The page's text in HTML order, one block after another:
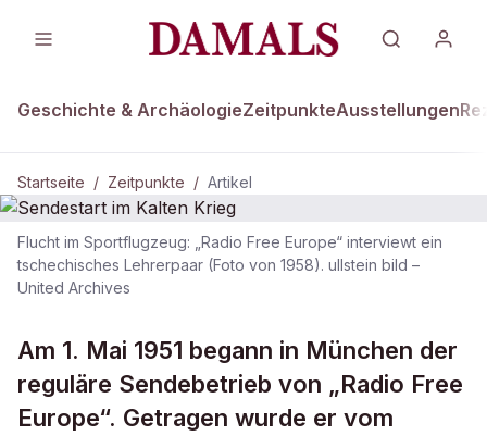
Geschichte & ArchäologieZeitpunkteAusstellungen
Startseite / Zeitpunkte / Artikel
ZEITPUNKTE · 1. MAI 1951
Sendestart im Kalten Krieg
Flucht im Sportflugzeug: „Radio Free Europe“ interviewt ein
tschechisches Lehrerpaar (Foto von 1958). ullstein bild –
United Archives
Am 1. Mai 1951 begann in München der
reguläre Sendebetrieb von „Radio Free
Europe“. Getragen wurde er vom